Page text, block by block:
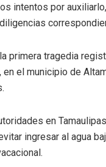
intentos por
primera tragedia
en el municipio de
en
ingresar al agua